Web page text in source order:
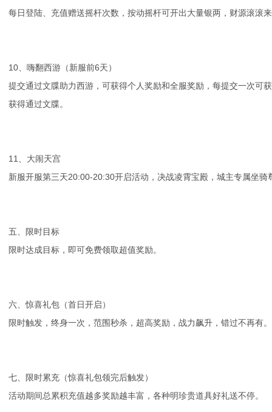
每日登陆、充值赠送摇杆次数，按动摇杆可开出大量银两，财源滚滚
10、嗨翻西游（新服前6天）
提交通过文牒助力西游，可获得个人奖励和全服奖励，每提交一次可
获得通过文牒。
11、大闹天宫
新服开服第三天20:00-20:30开启活动，决战凌霄宝殿，城主专属坐
五、限时目标
限时达成目标，即可免费领取超值奖励。
六、惊喜礼包（首日开启）
限时触发，终身一次，范围秒杀，超高奖励，战力飙升，错过不再有。
七、限时累充（惊喜礼包领完后触发）
活动期间总累积充值越多奖励越丰富，各种明珍贵道具好礼送不停。